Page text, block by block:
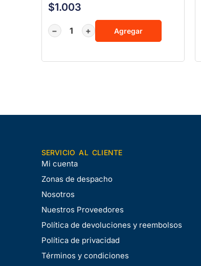
$1.003
− + Agregar
SERVICIO AL CLIENTE
Mi cuenta
Zonas de despacho
Nosotros
Nuestros Proveedores
Política de devoluciones y reembolsos
Política de privacidad
Términos y condiciones